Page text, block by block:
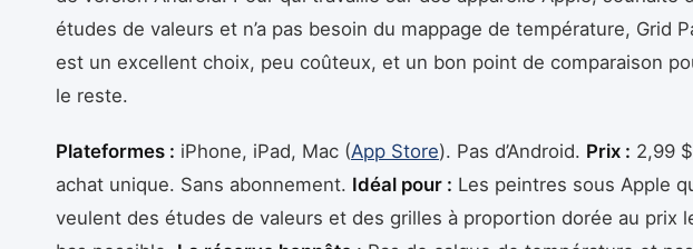
études de valeurs et n’a pas besoin du mappage de température, Grid
est un excellent choix, peu coûteux, et un bon point de comparaison
le reste.
Plateformes : iPhone, iPad, Mac (App Store). Pas d’Android. Prix : 2,99
achat unique. Sans abonnement. Idéal pour : Les peintres sous Apple
veulent des études de valeurs et des grilles à proportion dorée au prix